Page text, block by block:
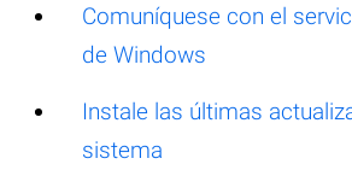
Comuníquese con el
de Windows
Instale las últimas
sistema